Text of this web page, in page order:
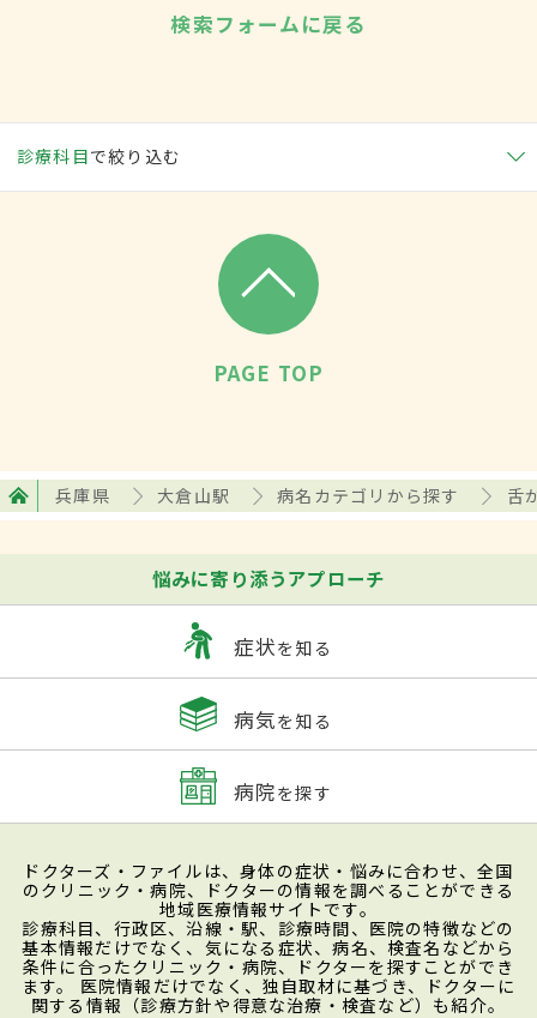
検索フォームに戻る
診療科目で絞り込む
PAGE TOP
兵庫県 大倉山駅 病名カテゴリから探す 舌
悩みに寄り添うアプローチ
症状を知る
病気を知る
病院を探す
ドクターズ・ファイルは、身体の症状・悩みに合わせ、全国
のクリニック・病院、ドクターの情報を調べることができる
地域医療情報サイトです。
診療科目、行政区、沿線・駅、診療時間、医院の特徴などの
基本情報だけでなく、気になる症状、病名、検査名などから
条件に合ったクリニック・病院、ドクターを探すことができ
ます。 医院情報だけでなく、独自取材に基づき、ドクターに
関する情報（診療方針や得意な治療・検査など）も紹介。